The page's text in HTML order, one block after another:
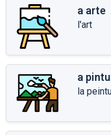
a arte
l'art
a
la